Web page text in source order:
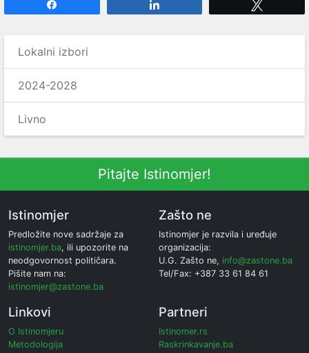
Lokalni izbori
2024-2028
Livno
Pitajte Istinomjer!
Istinomjer
Predložite nove sadržaje za
istinomjer.ba, ili upozorite na
neodgovornost političara.
Pišite nam na:
istinomjer@zastone.ba
Zašto ne
Istinomjer je razvila i uređuje
organizacija:
U.G. Zašto ne, info@zastone.ba
Tel/Fax: +387 33 61 84 61
Linkovi
O Istinomjeru
Metodologija
Partneri
Istinomer.rs
Raskrinkavanje.ba